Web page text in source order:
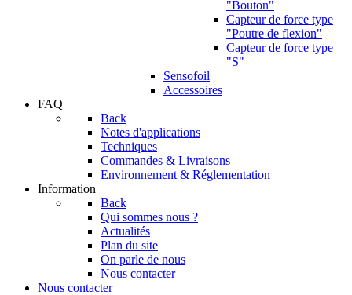
"Bouton"
Capteur de force type
"Poutre de flexion"
Capteur de force type
"S"
Sensofoil
Accessoires
FAQ
Back
Notes d'applications
Techniques
Commandes & Livraisons
Environnement & Réglementation
Information
Back
Qui sommes nous ?
Actualités
Plan du site
On parle de nous
Nous contacter
Nous contacter